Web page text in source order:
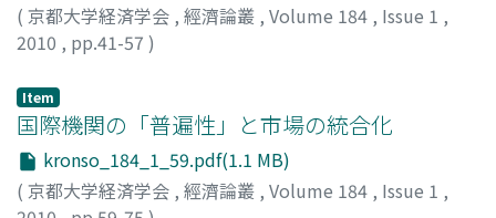
( 京都大学経済学会 , 經濟論叢 , Volume 184 , Issue 1 ,
2010 , pp.41-57 )
Item
国際機関の「普遍性」と市場の統合化
kronso_184_1_59.pdf(1.1 MB)
( 京都大学経済学会 , 經濟論叢 , Volume 184 , Issue 1 ,